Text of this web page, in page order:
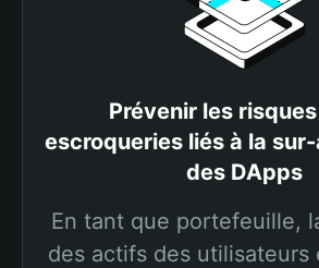
Prévenir les
escroqueries liés à la
des DApps
En tant que portefeuille,
des actifs des